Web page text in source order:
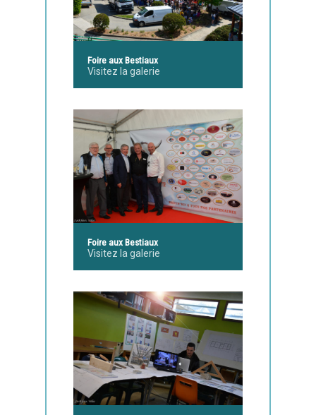
Foire aux Bestiaux
Visitez la galerie
Foire aux Bestiaux
Visitez la galerie